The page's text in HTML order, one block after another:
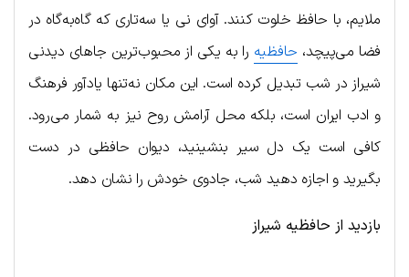
ملایم، با حافظ خلوت کنند. آوای نی یا سه‌تاری که گاه‌به‌گاه در
فضا می‌پیچد، حافظیه را به یکی از محبوب‌ترین جاهای دیدنی
شیراز در شب تبدیل کرده است. این مکان نه‌تنها یادآور فرهنگ
و ادب ایران است، بلکه محل آرامش روح نیز به شمار می‌رود.
کافی است یک دل سیر بنشینید، دیوان حافظی در دست
بگیرید و اجازه دهید شب، جادوی خودش را نشان دهد.
بازدید از حافظیه شیراز